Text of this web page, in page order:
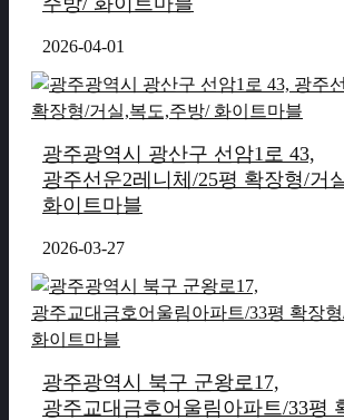
2026-04-01
광주광역시 광산구 선암1로 43,
광주선운2레니체/25평 확장형/거
화이트마블
2026-03-27
광주광역시 북구 군왕로17,
광주교대금호어울림아파트/33평